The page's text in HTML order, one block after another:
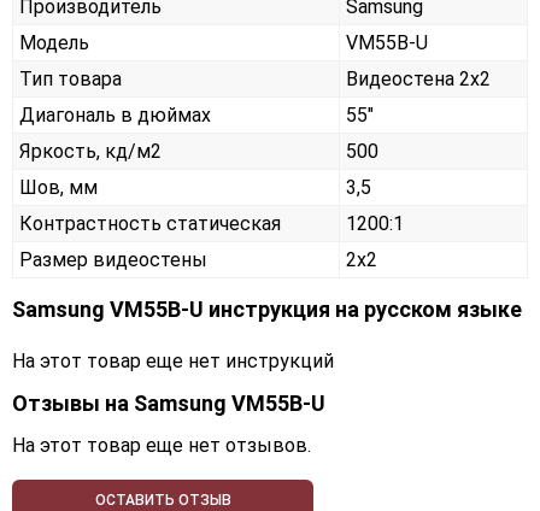
Производитель
Samsung
Модель
VM55B-U
Тип товара
Видеостена 2х2
Диагональ в дюймах
55"
Яркость, кд/м2
500
Шов, мм
3,5
Контрастность статическая
1200:1
Размер видеостены
2x2
Samsung VM55B-U инструкция на русском языке
На этот товар еще нет инструкций
Отзывы на Samsung VM55B-U
На этот товар еще нет отзывов.
ОСТАВИТЬ ОТЗЫВ